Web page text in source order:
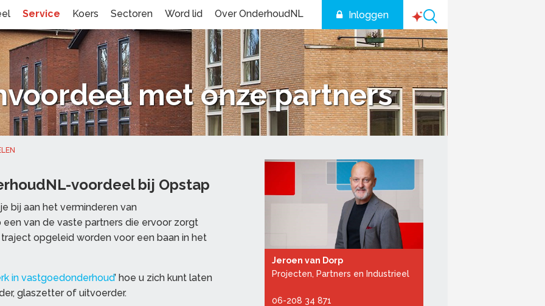
Inloggen
Service Koers Sectoren Word lid Over OnderhoudNL
met onze partners
voordeel bij Opstap
bij aan het verminderen van
van de vaste partners die ervoor zorgt
opgeleid worden voor een baan in het
in vastgoedonderhoud’ hoe u zich kunt laten
glaszetter of uitvoerder.
Jeroen van Dorp
Projecten, Partners en Industrieel
06-208 34 871